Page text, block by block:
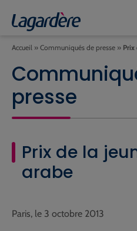
Accueil » Communiqués de presse » Prix
presse
Prix de la
arabe
Paris, le 3 octobre 2013